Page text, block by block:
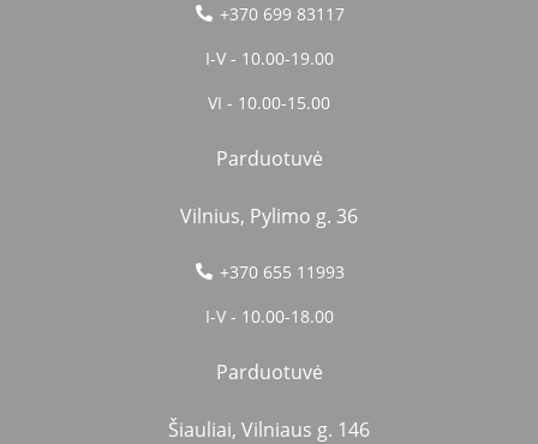
+370 699 83117
I-V - 10.00-19.00
VI - 10.00-15.00
Parduotuvė
Vilnius, Pylimo g. 36
+370 655 11993
I-V - 10.00-18.00
Parduotuvė
Šiauliai, Vilniaus g. 146